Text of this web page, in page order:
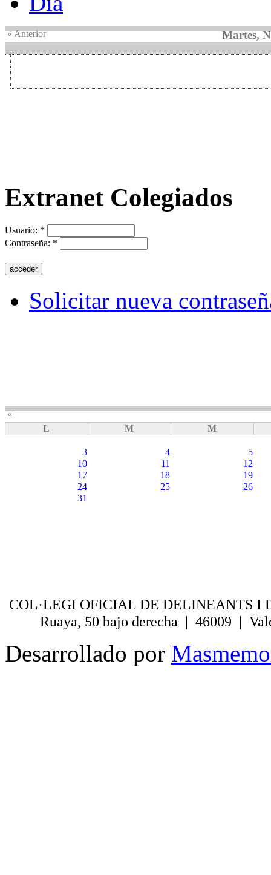
« Anterior Martes,
Extranet Colegiados
Usuario: *
Contraseña: *
Solicitar nueva
«
L
M M
3 4
5
10
11
12
17
18
19
24
25
26
31
COL·LEGI OFICIAL DE DELINEANTS I
Ruaya, 50 bajo derecha | 46009 |
Desarrollado por